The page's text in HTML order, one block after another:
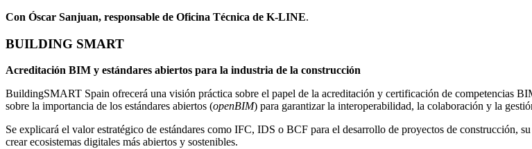
Con Óscar Sanjuan, responsable de Oficina Técnica de K-LINE.
BUILDING SMART
Acreditación BIM y estándares abiertos para la industria de la construcción
BuildingSMART Spain ofrecerá una visión práctica sobre el papel de la acreditación y certificación de competencias
sobre la importancia de los estándares abiertos (openBIM) para garantizar la interoperabilidad, la colaboración y la
Se explicará el valor estratégico de estándares como IFC, IDS o BCF para el desarrollo de proyectos de construcción,
crear ecosistemas digitales más abiertos y sostenibles.